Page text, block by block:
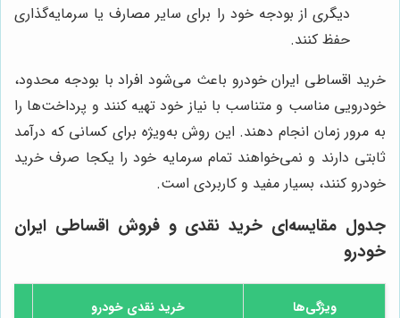
دیگری از بودجه خود را برای سایر مصارف یا سرمایه‌گذاری
حفظ کنند.
خرید اقساطی ایران خودرو باعث می‌شود افراد با بودجه محدود،
خودرویی مناسب و متناسب با نیاز خود تهیه کنند و پرداخت‌ها را
به مرور زمان انجام دهند. این روش به‌ویژه برای کسانی که درآمد
ثابتی دارند و نمی‌خواهند تمام سرمایه خود را یکجا صرف خرید
خودرو کنند، بسیار مفید و کاربردی است.
جدول مقایسه‌ای خرید نقدی و فروش اقساطی ایران
خودرو
ویژگی‌ها خرید نقدی خودرو